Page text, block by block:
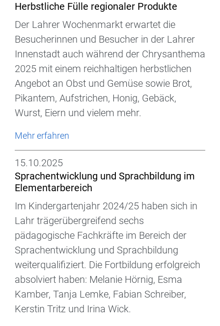
Herbstliche Fülle regionaler Produkte
Der Lahrer Wochenmarkt erwartet die
Besucherinnen und Besucher in der Lahrer
Innenstadt auch während der Chrysanthema
2025 mit einem reichhaltigen herbstlichen
Angebot an Obst und Gemüse sowie Brot,
Pikantem, Aufstrichen, Honig, Gebäck,
Wurst, Eiern und vielem mehr.
Mehr erfahren
15.10.2025
Sprachentwicklung und Sprachbildung im
Elementarbereich
Im Kindergartenjahr 2024/25 haben sich in
Lahr trägerübergreifend sechs
pädagogische Fachkräfte im Bereich der
Sprachentwicklung und Sprachbildung
weiterqualifiziert. Die Fortbildung erfolgreich
absolviert haben: Melanie Hörnig, Esma
Kamber, Tanja Lemke, Fabian Schreiber,
Kerstin Tritz und Irina Wick.